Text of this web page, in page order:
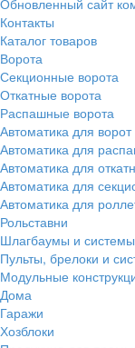
Контакты
Каталог товаров
Ворота
Секционные ворота
Откатные ворота
Распашные ворота
Автоматика для ворот
Автоматика для
Автоматика для
Автоматика для
Автоматика для
Рольставни
Шлагбаумы и
Пульты, брелоки и
Модульные
Дома
Гаражи
Хозблоки